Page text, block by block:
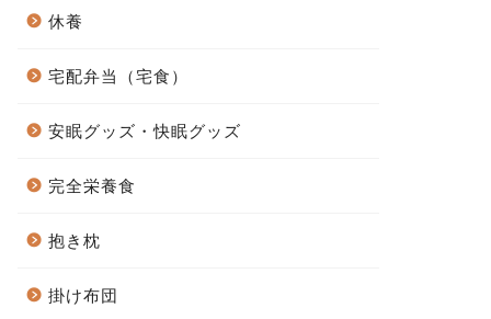
休養
宅配弁当（宅食）
安眠グッズ・快眠グッズ
完全栄養食
抱き枕
掛け布団